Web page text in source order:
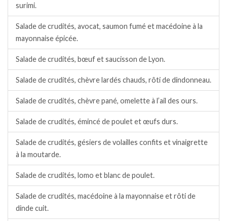
surimi.
Salade de crudités, avocat, saumon fumé et macédoine à la
mayonnaise épicée.
Salade de crudités, bœuf et saucisson de Lyon.
Salade de crudités, chèvre lardés chauds, rôti de dindonneau.
Salade de crudités, chèvre pané, omelette à l’ail des ours.
Salade de crudités, émincé de poulet et œufs durs.
Salade de crudités, gésiers de volailles confits et vinaigrette
à la moutarde.
Salade de crudités, lomo et blanc de poulet.
Salade de crudités, macédoine à la mayonnaise et rôti de
dinde cuit.